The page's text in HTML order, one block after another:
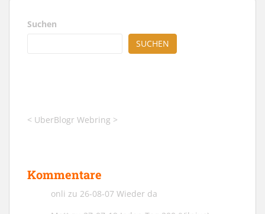
Suchen
SUCHEN
< UberBlogr Webring >
Kommentare
onli zu 26-08-07 Wieder da